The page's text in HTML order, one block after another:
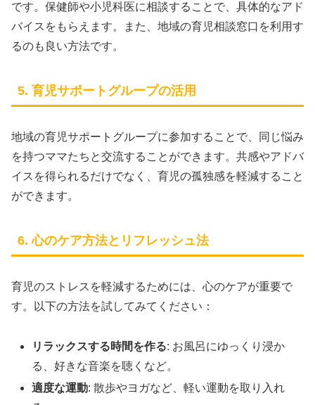
です。保健師や小児科医に相談することで、具体的なアド
バイスをもらえます。また、地域の育児相談窓口を利用す
るのも良い方法です。
5. 育児サポートグループの活用
地域の育児サポートグループに参加することで、同じ悩み
を持つママたちと交流することができます。共感やアドバ
イスを得られるだけでなく、育児の孤独感を軽減すること
ができます。
6. 心のケア方法とリフレッシュ法
育児のストレスを軽減するためには、心のケアが重要で
す。以下の方法を試してみてください：
リラックスする時間を作る: お風呂にゆっくり浸か
る、好きな音楽を聴くなど。
適度な運動: 散歩やヨガなど、軽い運動を取り入れ